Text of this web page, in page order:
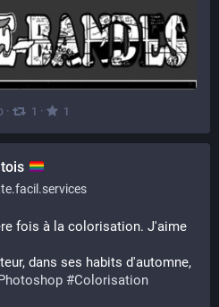
· 1 · 1
fois à la colorisation. J'aime
dans ses habits d'automne,
#Colorisation